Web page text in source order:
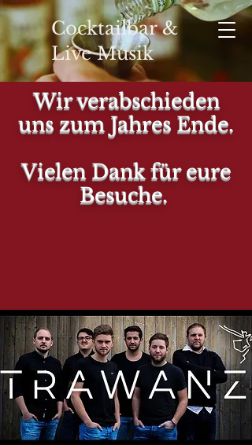
Cocktailbar &
Live Musik
Wir verabschieden
uns zum Jahres Ende.
Vielen Dank für eure
Besuche.